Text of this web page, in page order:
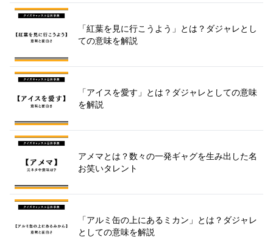
「紅葉を見に行こうよう」とは？ダジャレとし
ての意味を解説
「アイスを愛す」とは？ダジャレとしての意味
を解説
アメマとは？数々の一発ギャグを生み出した名
お笑いタレント
「アルミ缶の上にあるミカン」とは？ダジャレ
としての意味を解説